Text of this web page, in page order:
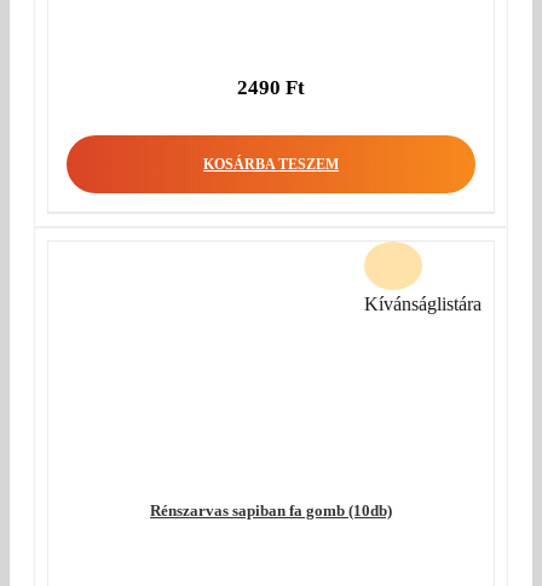
2490 Ft
KOSÁRBA TESZEM
Rénszarvas sapiban fa gomb (10db)
Kívánságlistára